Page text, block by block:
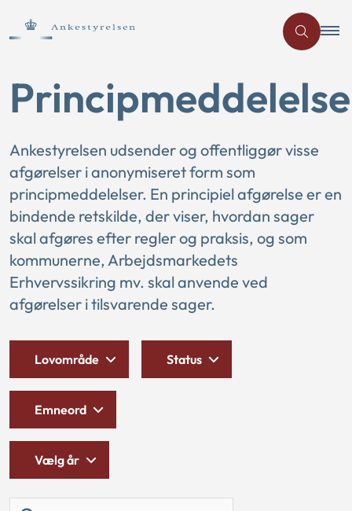
Ankestyrelsen udsender og offentliggør visse
afgørelser i anonymiseret form som
principmeddelelser. En principiel afgørelse er en
bindende retskilde, der viser, hvordan sager
skal afgøres efter regler og praksis, og som
kommunerne, Arbejdsmarkedets
Erhvervssikring mv. skal anvende ved
afgørelser i tilsvarende sager.
Lovområde Status
Emneord
Vælg år